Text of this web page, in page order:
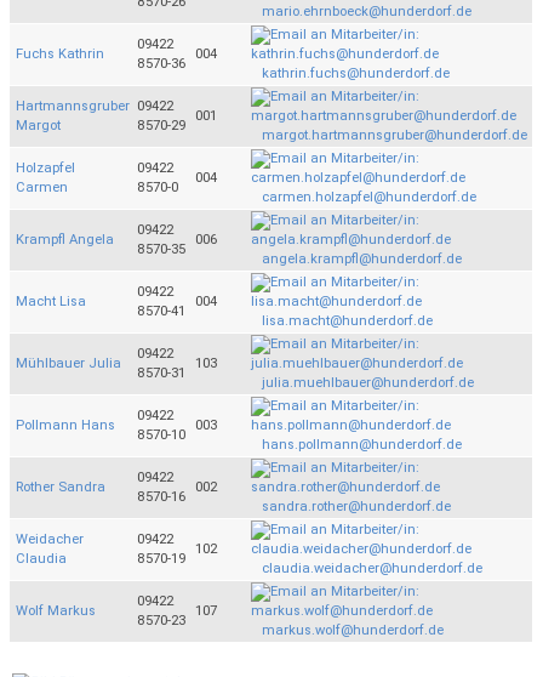
mario.ehrnboeck@hunderdorf.de
Fuchs Kathrin
09422
8570-36
004
kathrin.fuchs@hunderdorf.de
Hartmannsgruber
Margot
09422
8570-29
001
margot.hartmannsgruber@hunderdorf.de
Holzapfel
Carmen
09422
8570-0
004
carmen.holzapfel@hunderdorf.de
Krampfl Angela
09422
8570-35
006
angela.krampfl@hunderdorf.de
Macht Lisa
09422
8570-41
004
lisa.macht@hunderdorf.de
Mühlbauer Julia
09422
8570-31
103
julia.muehlbauer@hunderdorf.de
Pollmann Hans
09422
8570-10
003
hans.pollmann@hunderdorf.de
Rother Sandra
09422
8570-16
002
sandra.rother@hunderdorf.de
Weidacher
Claudia
09422
8570-19
102
claudia.weidacher@hunderdorf.de
Wolf Markus
09422
8570-23
107
markus.wolf@hunderdorf.de